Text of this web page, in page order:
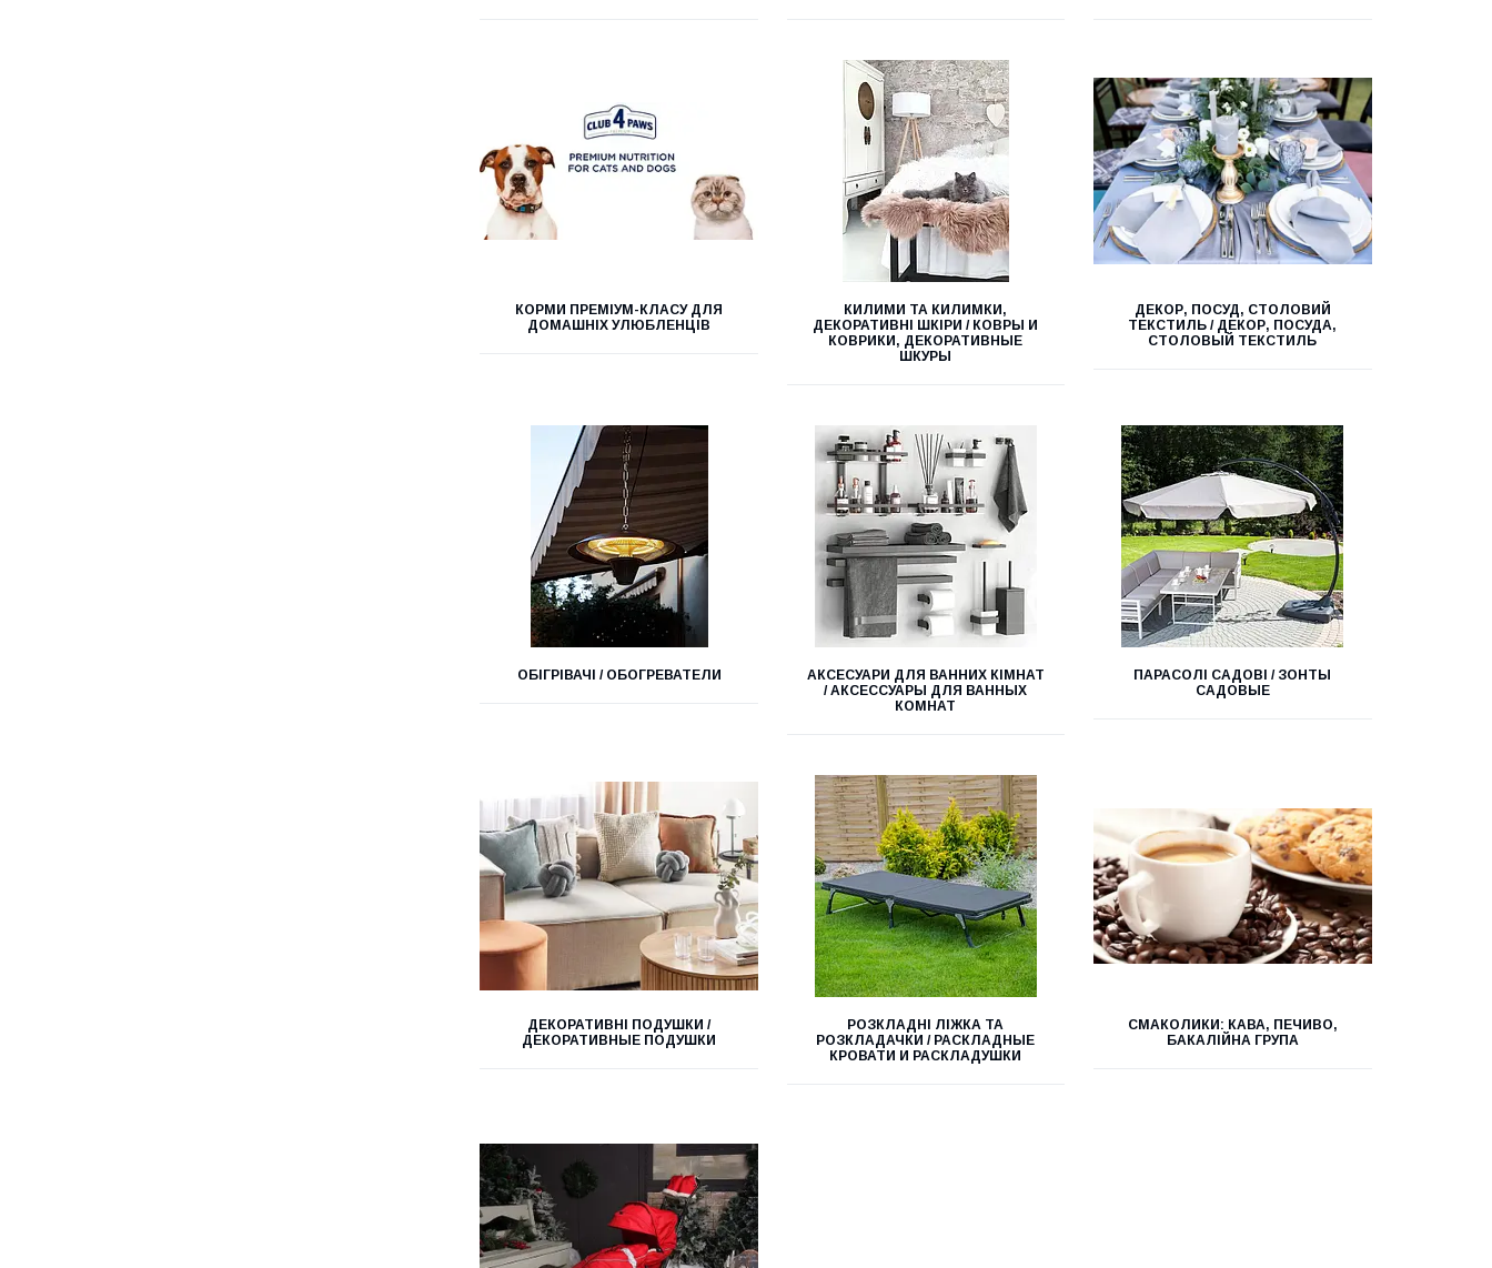
КОРМИ ПРЕМІУМ-КЛАСУ ДЛЯ
ДОМАШНІХ УЛЮБЛЕНЦІВ
КИЛИМИ ТА КИЛИМКИ,
ДЕКОРАТИВНІ ШКІРИ / КОВРЫ И
КОВРИКИ, ДЕКОРАТИВНЫЕ
ШКУРЫ
ДЕКОР, ПОСУД, СТОЛОВИЙ
ТЕКСТИЛЬ / ДЕКОР, ПОСУДА,
СТОЛОВЫЙ ТЕКСТИЛЬ
ОБІГРІВАЧІ / ОБОГРЕВАТЕЛИ
АКСЕСУАРИ ДЛЯ ВАННИХ КІМНАТ
/ АКСЕССУАРЫ ДЛЯ ВАННЫХ
КОМНАТ
ПАРАСОЛІ САДОВІ / ЗОНТЫ
САДОВЫЕ
ДЕКОРАТИВНІ ПОДУШКИ /
ДЕКОРАТИВНЫЕ ПОДУШКИ
РОЗКЛАДНІ ЛІЖКА ТА
РОЗКЛАДАЧКИ / РАСКЛАДНЫЕ
КРОВАТИ И РАСКЛАДУШКИ
СМАКОЛИКИ: КАВА, ПЕЧИВО,
БАКАЛІЙНА ГРУПА